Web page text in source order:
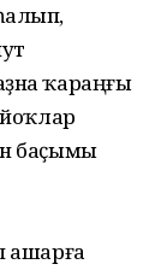
ҡараңғы
йоҡлар
баҫымы
ашарға